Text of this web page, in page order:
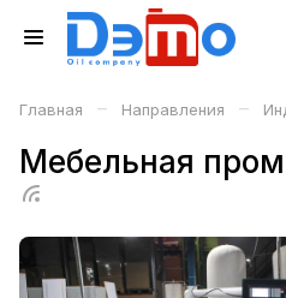
Главная – Направления –
Мебельная